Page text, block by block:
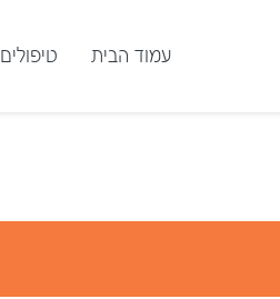
עמוד הבית טיפולים